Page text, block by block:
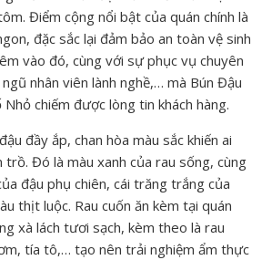
Điểm cộng nổi bật của quán chính là
đặc sắc lại đảm bảo an toàn vệ sinh
vào đó, cùng với sự phục vụ chuyên
nhân viên lành nghề,… mà Bún Đậu
chiếm được lòng tin khách hàng.
đầy ắp, chan hòa màu sắc khiến ai
trồ. Đó là màu xanh của rau sống, cùng
đậu phụ chiên, cái trăng trắng của
thịt luộc. Rau cuốn ăn kèm tại quán
xà lách tươi sạch, kèm theo là rau
tía tô,… tạo nên trải nghiệm ẩm thực